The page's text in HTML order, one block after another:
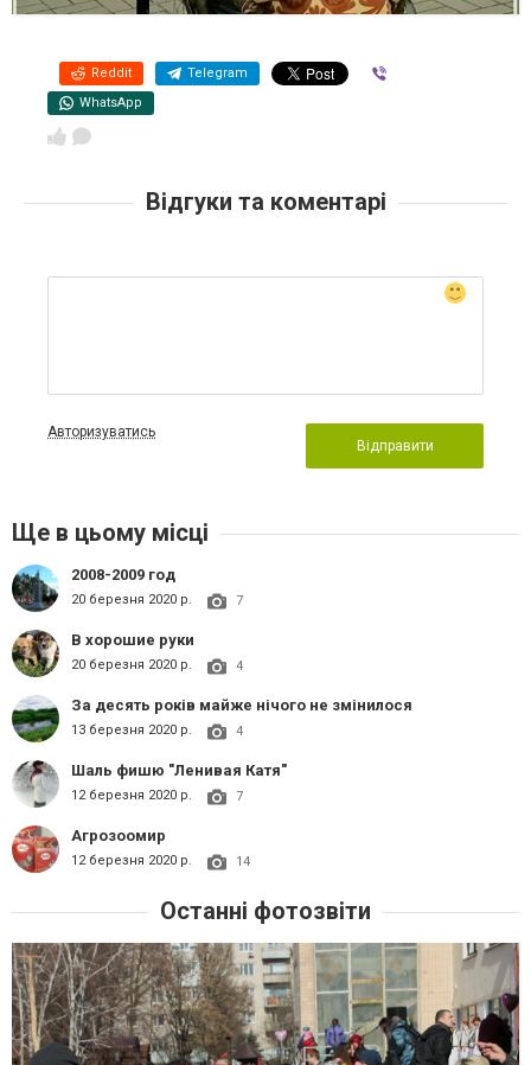
Reddit Telegram
WhatsApp
Відгуки та коментарі
Авторизуватись
Відправити
Ще в цьому місці
2008-2009 год
20 березня 2020 р. 7
В хорошие руки
20 березня 2020 р. 4
За десять років майже нічого не змінилося
13 березня 2020 р. 4
Шаль фишю "Ленивая Катя"
12 березня 2020 р. 7
Агрозоомир
12 березня 2020 р. 14
Останні фотозвіти